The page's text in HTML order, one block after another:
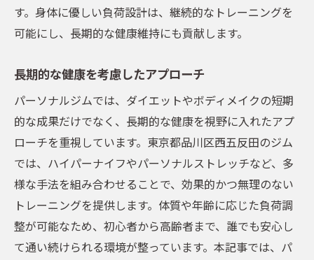
す。身体に優しい負荷設計は、継続的なトレーニングを
可能にし、長期的な健康維持にも貢献します。
長期的な健康を考慮したアプローチ
パーソナルジムでは、ダイエットやボディメイクの短期
的な成果だけでなく、長期的な健康を視野に入れたアプ
ローチを重視しています。東京都品川区西五反田のジム
では、ハイパーナイフやパーソナルストレッチなど、多
様な手法を組み合わせることで、効果的かつ無理のない
トレーニングを提供します。体質や年齢に応じた負荷調
整が可能なため、初心者から高齢者まで、誰でも安心し
て通い続けられる環境が整っています。本記事では、パ